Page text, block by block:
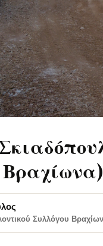
Βραχίωνα)
Συλλόγου